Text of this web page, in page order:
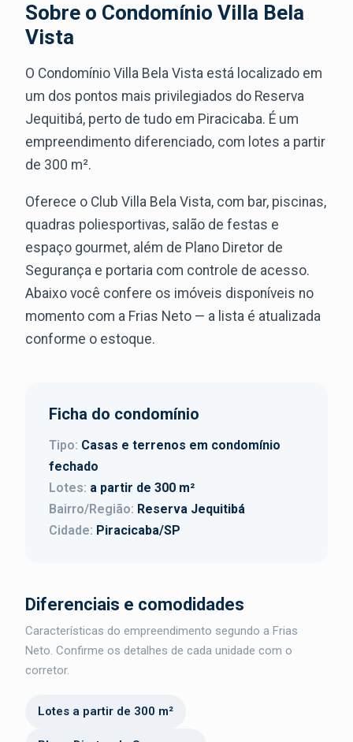
Sobre o Condomínio Villa Bela
Vista
O Condomínio Villa Bela Vista está localizado em
um dos pontos mais privilegiados do Reserva
Jequitibá, perto de tudo em Piracicaba. É um
empreendimento diferenciado, com lotes a partir
de 300 m².
Oferece o Club Villa Bela Vista, com bar, piscinas,
quadras poliesportivas, salão de festas e
espaço gourmet, além de Plano Diretor de
Segurança e portaria com controle de acesso.
Abaixo você confere os imóveis disponíveis no
momento com a Frias Neto — a lista é atualizada
conforme o estoque.
Ficha do condomínio
Tipo: Casas e terrenos em condomínio
fechado
Lotes: a partir de 300 m²
Bairro/Região: Reserva Jequitibá
Cidade: Piracicaba/SP
Diferenciais e comodidades
Características do empreendimento segundo a Frias
Neto. Confirme os detalhes de cada unidade com o
corretor.
Lotes a partir de 300 m²